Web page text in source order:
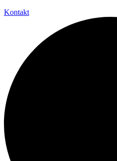
Kontakt